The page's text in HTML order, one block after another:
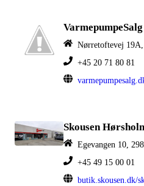
VarmepumpeSalg
Nørretoftevej
+45 20 71 80 81
Skousen
Egevangen 10,
+45 49 15 00 01
butik.skousen.dk/